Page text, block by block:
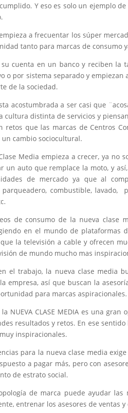
Y eso es solo un ejemplo
a frecuentar los súper
tanto para marcas de consumo
cuenta en un banco y reciben la
o por sistema separado y
de la sociedad.
acostumbrada a ser casi que
cultura distinta de servicios y
retos que las marcas de Centros
cambio sociocultural.
Media empieza a crecer, ya no
un auto que remplace la moto, y
de mercado ya que al
combustible, lavado,
de consumo de la nueva clase
en el mundo de plataformas
la televisión a cable y ofrecen
de mundo mucho mas
el trabajo, la nueva clase media
empresa, así que buscan la
para marcas aspiracionales.
NUEVA CLASE MEDIA es una
resultados y retos. En ese
inspiracionales.
para la nueva clase media
a pagar más, pero con
de estrato social.
de marca puede ayudar
entrenar los asesores de ventas